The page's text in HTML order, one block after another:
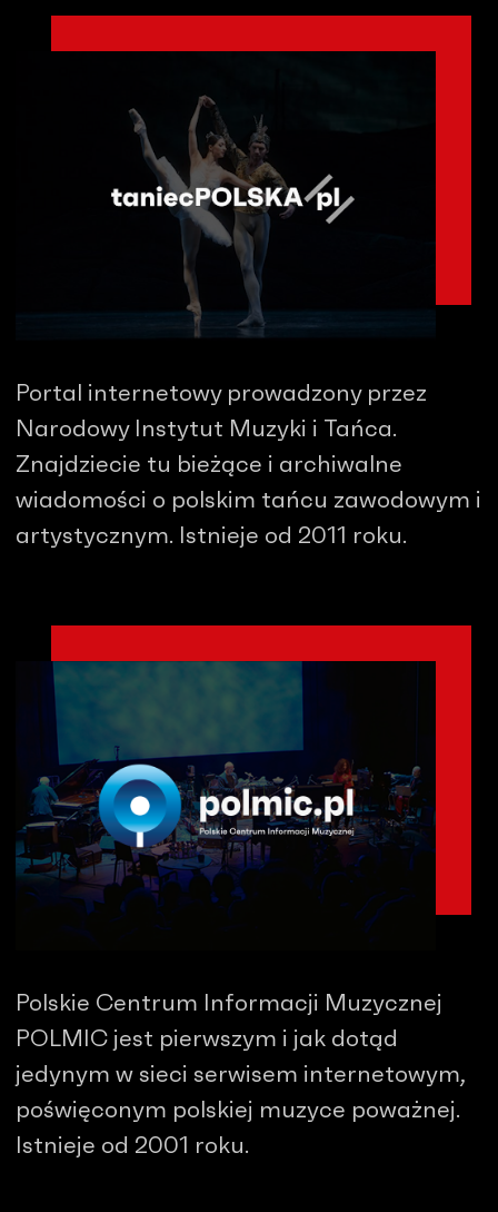
Portal internetowy prowadzony przez
Narodowy Instytut Muzyki i Tańca.
Znajdziecie tu bieżące i archiwalne
wiadomości o polskim tańcu zawodowym i
artystycznym. Istnieje od 2011 roku.
Polskie Centrum Informacji Muzycznej
POLMIC jest pierwszym i jak dotąd
jedynym w sieci serwisem internetowym,
poświęconym polskiej muzyce poważnej.
Istnieje od 2001 roku.